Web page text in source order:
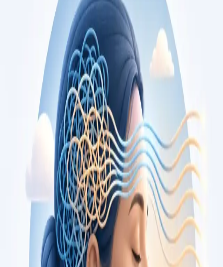
Consulta com cardiologista registado na Ordem
dos Médicos. Avaliação de risco cardiovascular,
gestão de doença cardíaca, e segundas
opiniões, por videochamada segura.
Consulta de Cardiologia
Marcar consulta
Consulta de Oncologia
Segunda opinião independente sobre diagnóstico ou plano de
tratamento oncológico, com oncologista médico registado na
Ordem dos Médicos. Apoio também em cuidados paliativos.